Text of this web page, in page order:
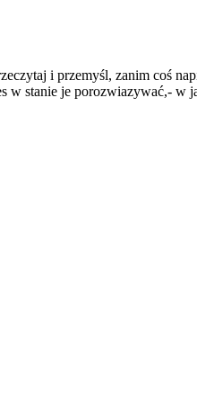
i przemyśl, zanim coś
stanie je porozwiazywać,- w